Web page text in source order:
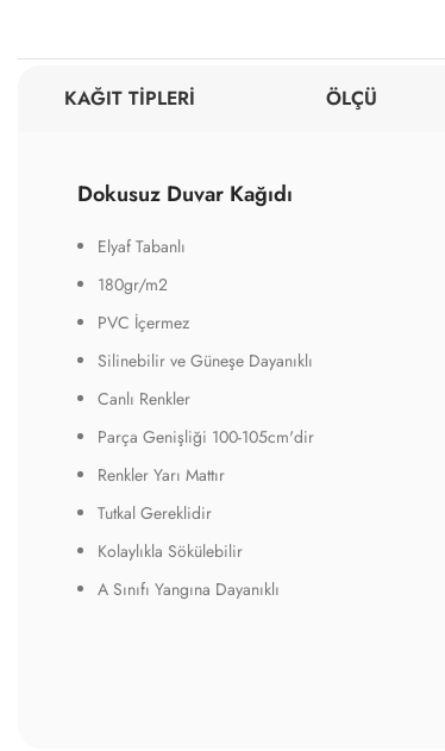
KAĞIT TİPLERİ ÖLÇÜ
Dokusuz Duvar Kağıdı
Elyaf Tabanlı
180gr/m2
PVC İçermez
Silinebilir ve Güneşe Dayanıklı
Canlı Renkler
Parça Genişliği 100-105cm'dir
Renkler Yarı Mattır
Tutkal Gereklidir
Kolaylıkla Sökülebilir
A Sınıfı Yangına Dayanıklı